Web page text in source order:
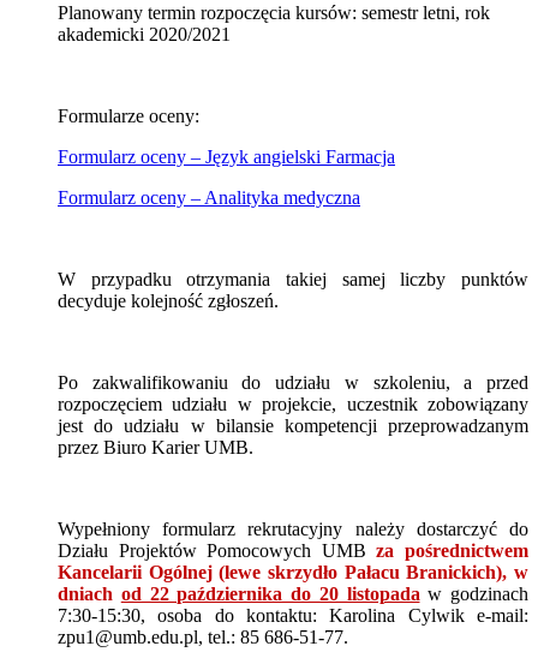
Planowany termin rozpoczęcia kursów: semestr letni, rok
akademicki 2020/2021
Formularze oceny:
Formularz oceny – Język angielski Farmacja
Formularz oceny – Analityka medyczna
W przypadku otrzymania takiej samej liczby punktów
decyduje kolejność zgłoszeń.
Po zakwalifikowaniu do udziału w szkoleniu, a przed
rozpoczęciem udziału w projekcie, uczestnik zobowiązany
jest do udziału w bilansie kompetencji przeprowadzanym
przez Biuro Karier UMB.
Wypełniony formularz rekrutacyjny należy dostarczyć do
Działu Projektów Pomocowych UMBza pośrednictwem
Kancelarii Ogólnej (lewe skrzydło Pałacu Branickich), w
dniach od 22 października do 20 listopada w godzinach
7:30-15:30, osoba do kontaktu: Karolina Cylwik e-mail:
zpu1@umb.edu.pl, tel.: 85 686-51-77.